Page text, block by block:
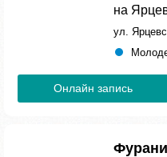
на
ул.
Онлайн запись